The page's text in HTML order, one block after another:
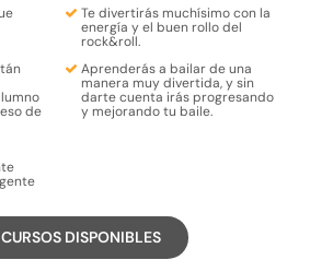
Te divertirás muchísimo conla
energía y el buen rollodel
rock&roll.
de
Aprenderás a bailar de una
manera muy divertida, y sin
darte cuenta irás progresando
y mejorando tu baile.
DISPONIBLES